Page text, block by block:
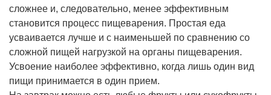
сложнее и, следовательно, менее эффективным
становится процесс пищеварения. Простая еда
усваивается лучше и с наименьшей по сравнению со
сложной пищей нагрузкой на органы пищеварения.
Усвоение наиболее эффективно, когда лишь один вид
пищи принимается в один прием.